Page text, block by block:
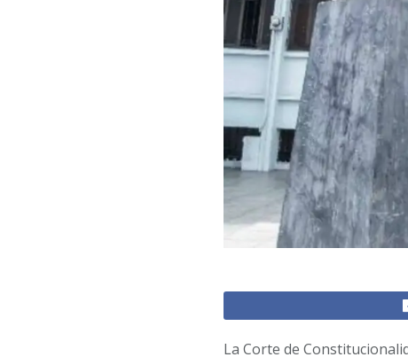
La Corte de